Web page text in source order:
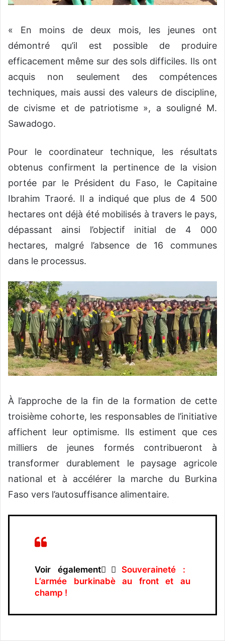
« En moins de deux mois, les jeunes ont
démontré qu’il est possible de produire
efficacement même sur des sols difficiles. Ils ont
acquis non seulement des compétences
techniques, mais aussi des valeurs de discipline,
de civisme et de patriotisme », a souligné M.
Sawadogo.
Pour le coordinateur technique, les résultats
obtenus confirment la pertinence de la vision
portée par le Président du Faso, le Capitaine
Ibrahim Traoré. Il a indiqué que plus de 4 500
hectares ont déjà été mobilisés à travers le pays,
dépassant ainsi l’objectif initial de 4 000
hectares, malgré l’absence de 16 communes
dans le processus.
À l’approche de la fin de la formation de cette
troisième cohorte, les responsables de l’initiative
affichent leur optimisme. Ils estiment que ces
milliers de jeunes formés contribueront à
transformer durablement le paysage agricole
national et à accélérer la marche du Burkina
Faso vers l’autosuffisance alimentaire.
Voir également👉🏿 Souveraineté :
L’armée burkinabè au front et au
champ !